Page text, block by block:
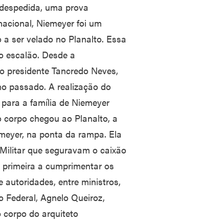
uma prova
Niemeyer foi um
ser velado no Planalto. Essa
escalão. Desde a
Tancredo Neves,
passado. A realização do
a família de Niemeyer
chegou ao Planalto, a
na ponta da rampa. Ela
que seguravam o caixão
a cumprimentar os
autoridades, entre ministros,
Agnelo Queiroz,
corpo do arquiteto